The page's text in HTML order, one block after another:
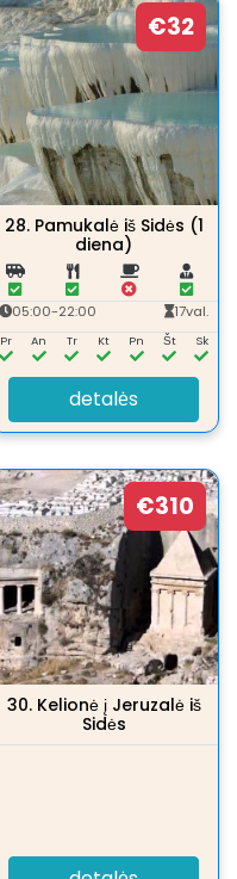
€32
28. Pamukalė iš Sidės (1
diena)
05:00-22:00 17val.
Pr An Tr Kt Pn Št Sk
detalės
€310
30. Kelionė į Jeruzalė iš
Sidės